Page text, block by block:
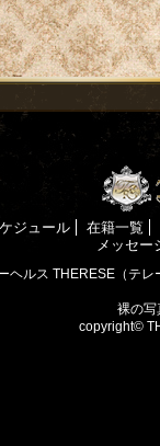
ジュール
在籍一覧
メッセー
ヘルス THERESE（テレ
裸の
copyright©